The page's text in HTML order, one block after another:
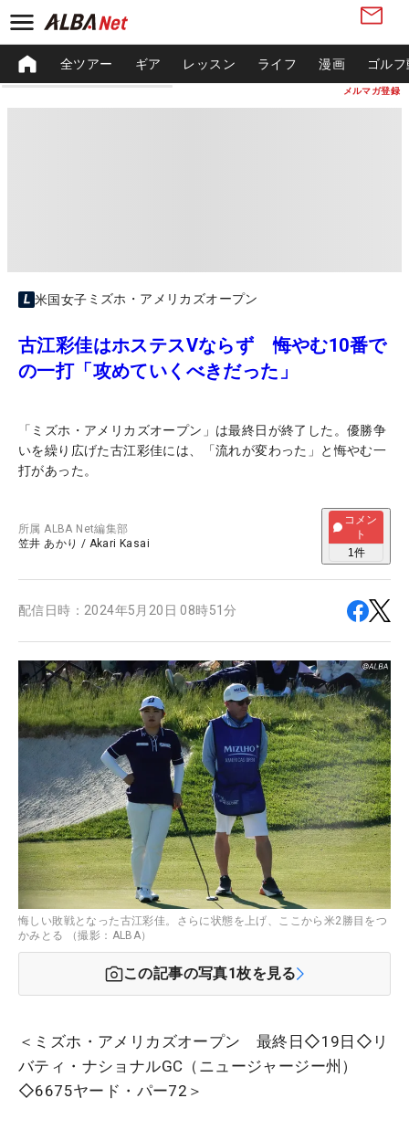
メルマガ登録
全ツアー ギア レッスン ライフ 漫画 ゴル
米国女子 ミズホ・アメリカズオープン
古江彩佳はホステスVならず 悔やむ10番で
の一打「攻めていくべきだった」
「ミズホ・アメリカズオープン」は最終日が終了した。優勝争
いを繰り広げた古江彩佳には、「流れが変わった」と悔やむ一
打があった。
所属ALBA Net編集部
笠井 あかり / Akari Kasai
コメン
ト
1件
配信日時： 2024年5月20日 08時51分
悔しい敗戦となった古江彩佳。さらに状態を上げ、ここから米2勝目をつ
かみとる （撮影：ALBA）
この記事の写真1枚を見る
＜ミズホ・アメリカズオープン 最終日◇19日◇リ
バティ・ナショナルGC（ニュージャージー州）
◇6675ヤード・パー72＞